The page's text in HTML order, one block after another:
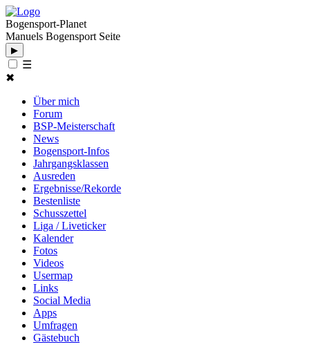
Bogensport-Planet
Manuels Bogensport Seite
▶
☰
✖
Über mich
Forum
BSP-Meisterschaft
News
Bogensport-Infos
Jahrgangsklassen
Ausreden
Ergebnisse/Rekorde
Bestenliste
Schusszettel
Liga / Liveticker
Kalender
Fotos
Videos
Usermap
Links
Social Media
Apps
Umfragen
Gästebuch